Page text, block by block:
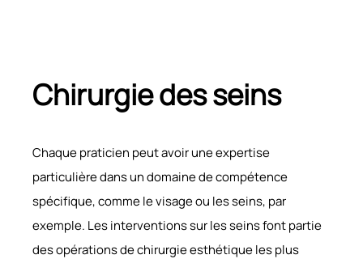
Chirurgie des seins
Chaque praticien peut avoir une expertise
particulière dans un domaine de compétence
spécifique, comme le visage ou les seins, par
exemple. Les interventions sur les seins font partie
des opérations de chirurgie esthétique les plus